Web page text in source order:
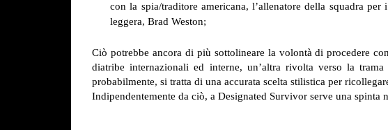
con la spia/traditore americana, l’allenatore della squadra
leggera, Brad Weston;
Ciò potrebbe ancora di più sottolineare la volontà di procedere
diatribe internazionali ed interne, un’altra rivolta verso la
probabilmente, si tratta di una accurata scelta stilistica per
Indipendentemente da ciò, a Designated Survivor serve una spinta